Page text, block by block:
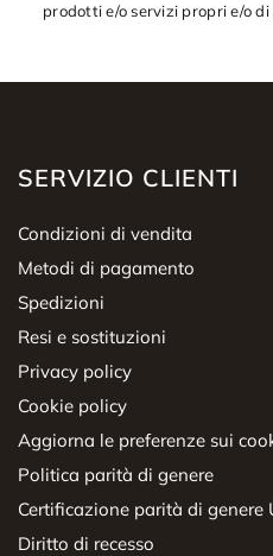
prodotti e/o servizi propri e/o di
SERVIZIO CLIENTI
Condizioni di vendita
Metodi di pagamento
Spedizioni
Resi e sostituzioni
Privacy policy
Cookie policy
Aggiorna le preferenze sui
Politica parità di genere
Certificazione parità di genere
Diritto di recesso